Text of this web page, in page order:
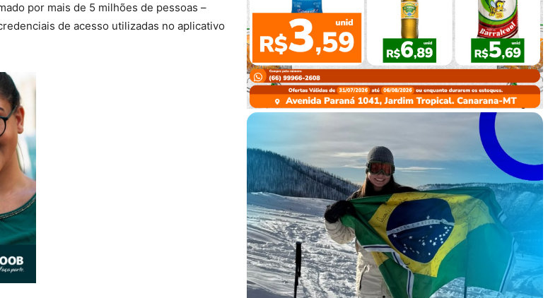
por mais de 5 milhões de pessoas –
de acesso utilizadas no aplicativo